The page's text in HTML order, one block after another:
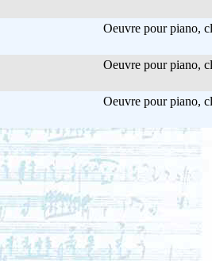
Oeuvre pour piano,
Oeuvre pour piano,
Oeuvre pour piano,